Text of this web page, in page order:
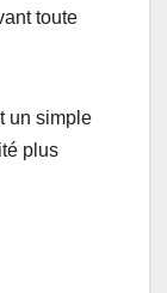
toute
un simple
plus